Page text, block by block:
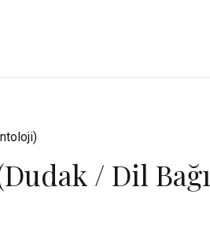
/ Dil Bağı